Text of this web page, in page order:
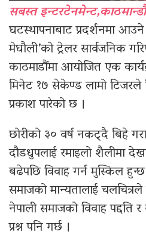
सबस्त
घटस्थापनाबाट प्रदर्शनमा
मेघौली’को ट्रेलर सार्वजनिक
काठमाडौंमा आयोजित एक
मिनेट १७ सेकेण्ड लामो टिजरले
प्रकाश पारेको छ ।
छोरीको ३० वर्ष नकट्दै बिहे
दौडधुपलाई रमाइलो शैलीमा
बढेपछि विवाह गर्न मुस्किल
समाजको मान्यतालाई
नेपाली समाजको विवाह पद्दति
प्रश्न पनि गर्छ ।